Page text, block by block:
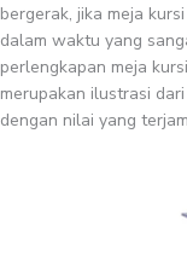
bergerak, jika meja
dalam waktu yang
perlengkapan meja
merupakan ilustrasi
dengan nilai yang